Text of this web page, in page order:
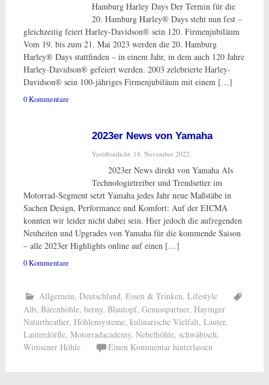
Hamburg Harley Days Der Termin für die
20. Hamburg Harley® Days steht nun fest –
gleichzeitig feiert Harley-Davidson® sein 120. Firmenjubiläum
Vom 19. bis zum 21. Mai 2023 werden die 20. Hamburg
Harley® Days stattfinden – in einem Jahr, in dem auch 120 Jahre
Harley-Davidson® gefeiert werden. 2003 zelebrierte Harley-
Davidson® sein 100-jähriges Firmenjubiläum mit einem […]
0 Kommentare
2023er News von Yamaha
Veröffentlicht: 14. November 2022
2023er News direkt von Yamaha Als
Technologietreiber und Trendsetter im
Motorrad-Segment setzt Yamaha jedes Jahr neue Maßstäbe in
Sachen Design, Performance und Komfort: Auf der EICMA
konnten wir leider nicht dabei sein. Hier jedoch die aufregenden
Neuheiten und Upgrades von Yamaha für die kommende Saison
– alle 2023er Highlights online auf einen […]
0 Kommentare
Allgemein, Deutschland, Essen & Trinken, Lifestyle
Alb, Bärenhöhle, berny, Blautopf, Genusspartner, Hayinger
Naturtheather, Höhlensysteme, kulinarische Vielfalt, Lauter,
Lauterdörfle, Motorradacademy, Nebelhöhle, schwäbisch,
Wimsener Höhle
Einen Kommentar hinterlassen